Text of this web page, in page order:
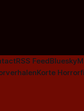
RSS FeedBluesky
Korte